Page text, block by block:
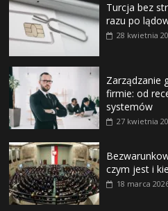
Turcja bez
razu po
28 kwietnia
Zarządzanie
firmie: od
systemów
27 kwietnia
czym jest i
18 marca